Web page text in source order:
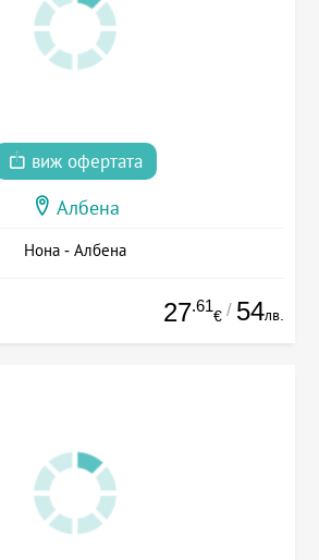
виж офертата
Албена
Нона - Албена
27.61
€ / 54лв.